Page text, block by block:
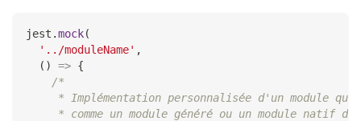
jest .mock(
'../moduleName' ,
( ) => {
/*
* Implémentation personnalisée d'un module qui
* comme un module généré ou un module natif